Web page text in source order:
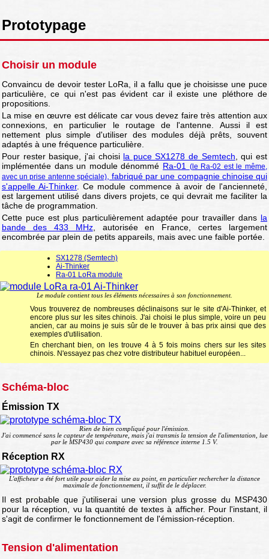
Prototypage
Choisir un module
Convaincu de devoir tester LoRa, il a fallu que je choisisse une puce
particulière, ce qui n'est pas évident car il existe une pléthore de
propositions.
La mise en œuvre est délicate car vous devez faire très attention aux
connexions, en particulier le routage de l'antenne. Aussi il est
nettement plus simple d'utiliser des modules déjà prêts, souvent
adaptés à une fréquence particulière.
Pour rester basique, j'ai choisi la puce SX1278 de Semtech , qui est
implémentée dans un module dénommé Ra-01
(le Ra-02 est le même,
avec un prise antenne spéciale), fabriqué par une compagnie chinoise qui
s'appelle Ai-Thinker. Ce module commence à avoir de l'ancienneté,
est largement utilisé dans divers projets, ce qui devrait me faciliter la
tâche de programmation.
Cette puce est plus particulièrement adaptée pour travailler dans la
bande des 433 MHz, autorisée en France, certes largement
encombrée par plein de petits appareils, mais avec une faible portée.
SX1278 (Semtech)
Ai-Thinker
Ra-01 LoRa module
Le module contient tous les éléments nécessaires à son fonctionnement.
Vous trouverez de nombreuses déclinaisons sur le site d'Ai-Thinker, et
encore plus sur les sites chinois. J'ai choisi le plus simple, voire un peu
ancien, car au moins je suis sûr de le trouver à bas prix ainsi que des
exemples d'utilisation.
En cherchant bien, on les trouve 4 à 5 fois moins chers sur les sites
chinois. N'essayez pas chez votre distributeur habituel européen...
Schéma-bloc
Émission TX
Rien de bien compliqué pour l'émission.
J'ai commencé sans le capteur de température, mais j'ai transmis la tension de l'alimentation, lue
par le MSP430 qui compare avec sa référence interne 1.5 V.
Réception RX
L'afficheur a été fort utile pour aider la mise au point, en particulier rechercher la distance
maximale de fonctionnement, il suffit de le déplacer.
Il est probable que j'utiliserai une version plus grosse du MSP430
pour la réception, vu la quantité de textes à afficher. Pour l'instant, il
s'agit de confirmer le fonctionnement de l'émission-réception.
Tension d'alimentation